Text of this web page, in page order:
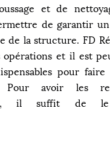
et de
de garantir
de la structure. FD
opérations et il est
pour
avoir les
il suffit de le